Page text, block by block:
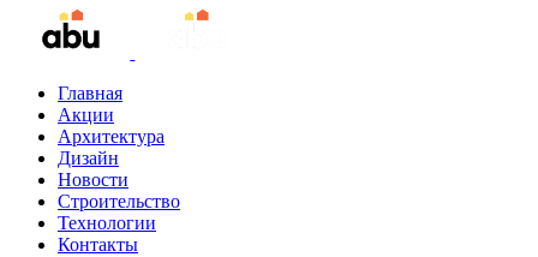
Главная
Акции
Архитектура
Дизайн
Новости
Строительство
Технологии
Контакты